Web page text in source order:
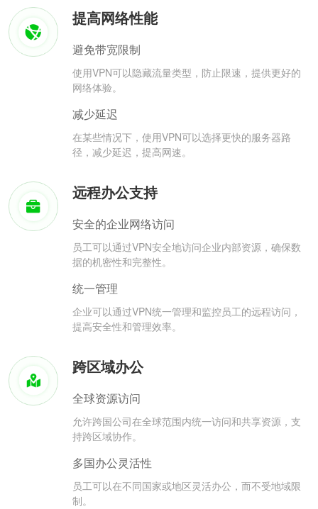
提高网络性能
避免带宽限制
使用VPN可以隐藏流量类型，防止限速，提供更好的
网络体验。
减少延迟
在某些情况下，使用VPN可以选择更快的服务器路
径，减少延迟，提高网速。
远程办公支持
安全的企业网络访问
员工可以通过VPN安全地访问企业内部资源，确保数
据的机密性和完整性。
统一管理
企业可以通过VPN统一管理和监控员工的远程访问，
提高安全性和管理效率。
跨区域办公
全球资源访问
允许跨国公司在全球范围内统一访问和共享资源，支
持跨区域协作。
多国办公灵活性
员工可以在不同国家或地区灵活办公，而不受地域限
制。